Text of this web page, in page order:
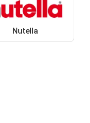
Nutella